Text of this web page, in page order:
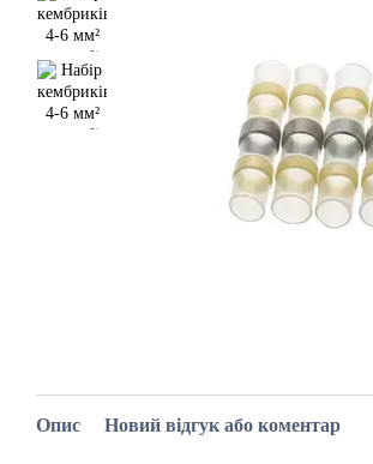
Опис Новий відгук або коментар